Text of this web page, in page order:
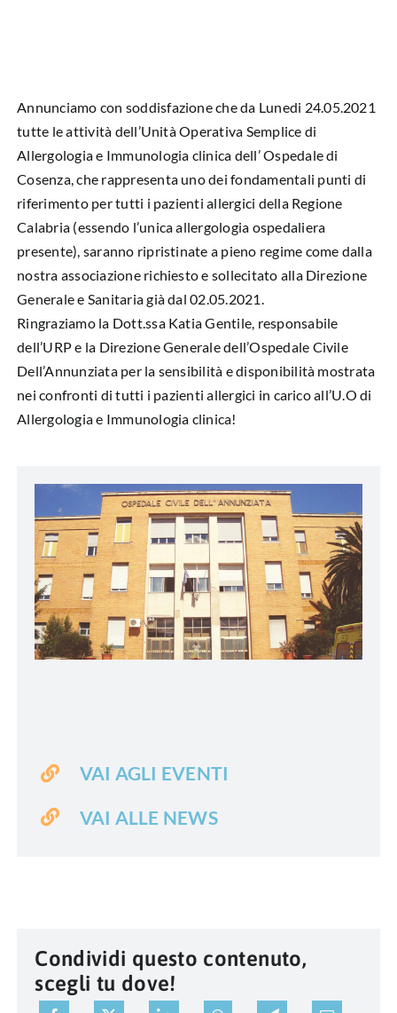
Annunciamo con soddisfazione che da Lunedi 24.05.2021
tutte le attività dell’Unità Operativa Semplice di
Allergologia e Immunologia clinica dell’ Ospedale di
Cosenza, che rappresenta uno dei fondamentali punti di
riferimento per tutti i pazienti allergici della Regione
Calabria (essendo l’unica allergologia ospedaliera
presente), saranno ripristinate a pieno regime come dalla
nostra associazione richiesto e sollecitato alla Direzione
Generale e Sanitaria già dal 02.05.2021.
Ringraziamo la Dott.ssa Katia Gentile, responsabile
dell’URP e la Direzione Generale dell’Ospedale Civile
Dell’Annunziata per la sensibilità e disponibilità mostrata
nei confronti di tutti i pazienti allergici in carico all’U.O di
Allergologia e Immunologia clinica!
VAI AGLI EVENTI
VAI ALLE NEWS
Condividi questo contenuto,
scegli tu dove!